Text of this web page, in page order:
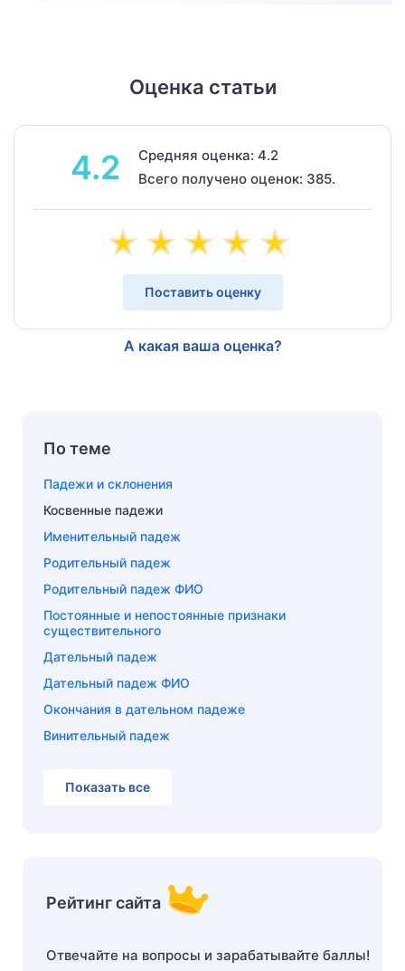
Оценка статьи
4.2
Средняя оценка: 4.2
Всего получено оценок: 385.
Поставить оценку
А какая ваша оценка?
По теме
Падежи и склонения
Косвенные падежи
Именительный падеж
Родительный падеж
Родительный падеж ФИО
Постоянные и непостоянные признаки
существительного
Дательный падеж
Дательный падеж ФИО
Окончания в дательном падеже
Винительный падеж
Показать все
Рейтинг сайта
Отвечайте на вопросы и зарабатывайте баллы!